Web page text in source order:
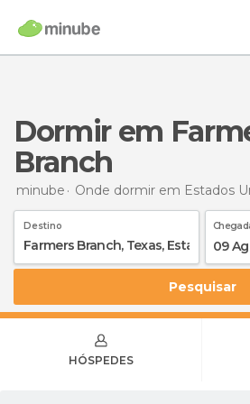
Dormir em Farmers
Branch
minube Onde dormir em Estados
Destino
09
Pesquisar
HÓSPEDES